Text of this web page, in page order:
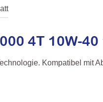
4T 10W-40
Kompatibel mit